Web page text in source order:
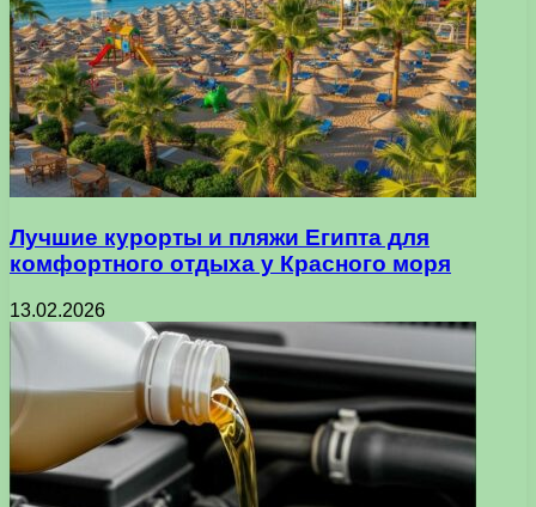
Лучшие курорты и пляжи Египта для
комфортного отдыха у Красного моря
13.02.2026